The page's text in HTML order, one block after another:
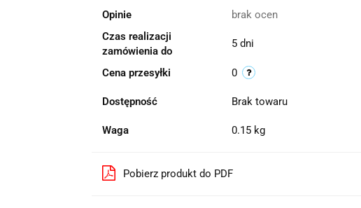
Opinie
brak ocen
Czas realizacji
zamówienia do
5 dni
Cena przesyłki 0
Dostępność Brak towaru
Waga 0.15 kg
Pobierz produkt do PDF